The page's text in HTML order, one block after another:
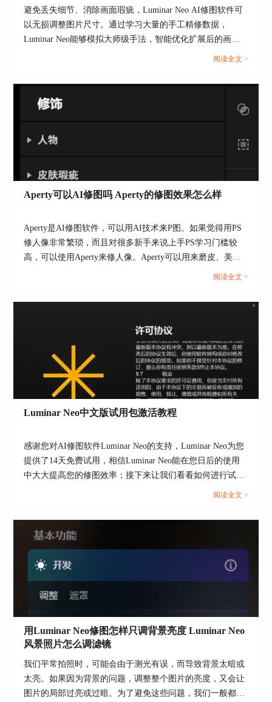
二、Luminar Neo区域选择怎么用
上述我们已经简单学习了Luminar Neo区域选择是
1、Luminar Neo区域选择实际上就是遮罩功能，因
此要在Luminar Neo的编辑面板中使用。如图3所
示，点击顶部的编辑菜单，即可跳转到功能面板。
也就是说，我们可以为不同工具定制区域选择的范
围。以“颜色”工具为例，切换到遮罩面板，可以使
用画笔、渐变、颜色、明度、AI蒙版等功能绘制遮
3、这里我们选择使用操作较为简单的“AI蒙版”功
能，在AI蒙版识别结果中，点击“天空”选项，可以
①利用AI蒙版创建区域选择范围后，底部会出现蒙
避免丢失细节、消除画面瑕疵，Luminar Neo AI修图软件可
以无损调整图片尺寸。通过学习大量的手工精修数据，
Luminar Neo能够模拟大师级手法，智能优化扩展后的画面
内容和纹理。那么有关Luminar Neo怎么调整图片尺寸，
绍。...
阅读全文 >
Aperty可以AI修图吗 Aperty的修图效果怎么样
Aperty是AI修图软件，可以用AI技术来P图。如果觉得用PS
修人像非常繁琐，而且对很多新手来说上手PS学习门槛较
高，可以使用Aperty来修人像。Aperty可以用来磨皮、美白
皮肤、瘦脸、瘦身等，而且这些功能都是自动操作，不用画
下来，我们来介绍一下Aperty可以AI修图吗，Aperty的修图
阅读全文 >
Luminar Neo中文版试用包激活教程
感谢您对AI修图软件Luminar Neo的支持，Luminar Neo为您
提供了14天免费试用，相信Luminar Neo能在您日后的使用
中大大提高您的修图效率；接下来让我们看看如何进行试用
阅读全文 >
用Luminar Neo修图怎样只调背景亮度 Luminar Neo
风景照片怎么调滤镜
我们平常拍照时，可能会由于测光有误，而导致背景太暗或
太亮。如果因为背景的问题，调整整个图片的亮度，又会让
图片的局部过亮或过暗。为了避免这些问题，我们一般都会